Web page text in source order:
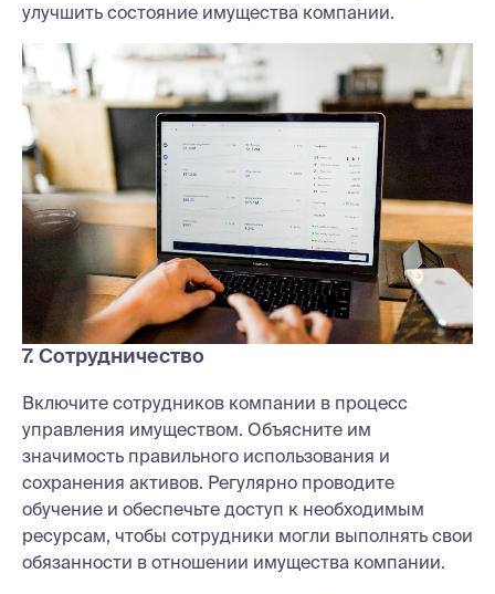
улучшить состояние имущества компании.
7. Сотрудничество
Включите сотрудников компании в процесс
управления имуществом. Объясните им
значимость правильного использования и
сохранения активов. Регулярно проводите
обучение и обеспечьте доступ к необходимым
ресурсам, чтобы сотрудники могли выполнять свои
обязанности в отношении имущества компании.